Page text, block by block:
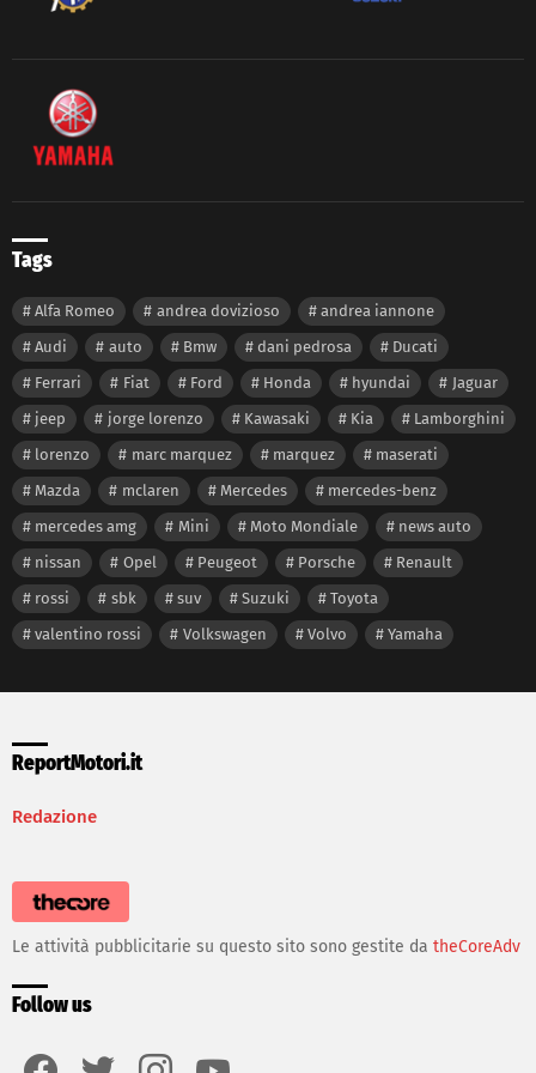
Tags
Alfa Romeo andrea dovizioso
andrea iannone
Audi
auto Bmw dani pedrosa
Ducati
Ferrari
Fiat Ford Honda hyundai
Jaguar
jeep
jorge lorenzo Kawasaki Kia
Lamborghini
lorenzo
marc marquez marquez
maserati
Mazda
mclaren Mercedes
mercedes-benz
mercedes amg
Mini Moto Mondiale
news auto
nissan
Opel Peugeot Porsche
Renault
rossi
sbk suv Suzuki
Toyota
valentino rossi
Volkswagen Volvo Yamaha
ReportMotori.it
Redazione
Le attività pubblicitarie su questo sito sono gestite da theCoreAdv
Follow us